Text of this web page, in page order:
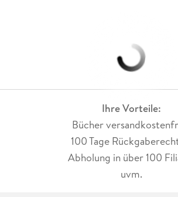
Ihre Vorteile:
Bücher
100 Tage
Abholung in über 100
uvm.